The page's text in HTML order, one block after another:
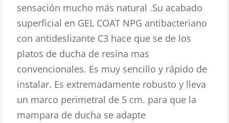
sensación mucho más natural .Su acabado
superficial en GEL COAT NPG antibacteriano
con antideslizante C3 hace que se de los
platos de ducha de resina mas
convencionales. Es muy sencillo y rápido de
instalar. Es extremadamente robusto y lleva
un marco perimetral de 5 cm. para que la
mampara de ducha se adapte